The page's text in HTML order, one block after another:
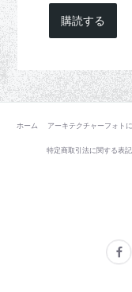
購読する
ホーム アーキテクチャーフォト
特定商取引法に関する表記